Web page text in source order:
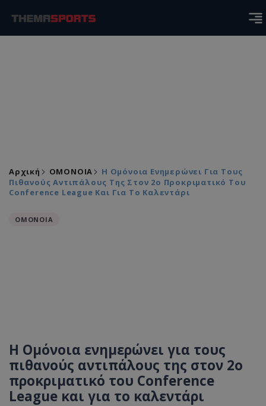
Αρχική ΟΜΟΝΟΙΑ
Η Ομόνοια Ενημερώνει Για Τους
Πιθανούς Αντιπάλους Της Στον 2ο Προκριματικό Του
Conference League Και Για Το Καλεντάρι
ΟΜΟΝΟΙΑ
Η Ομόνοια ενημερώνει για τους
πιθανούς αντιπάλους της στον 2ο
προκριματικό του Conference
League και για το καλεντάρι